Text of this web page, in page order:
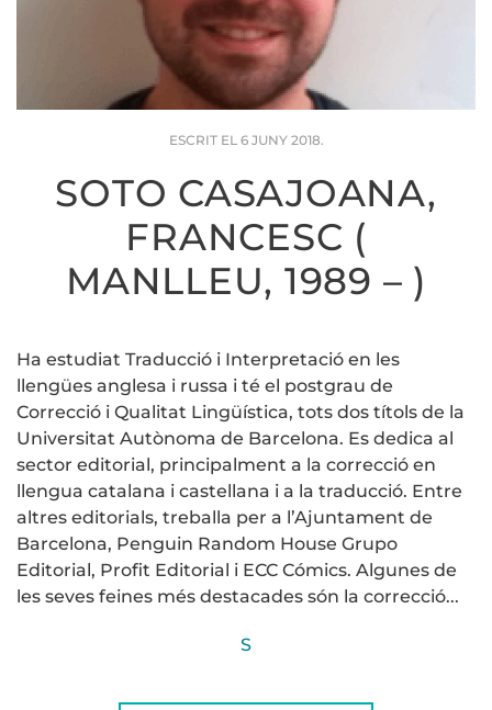
ESCRIT EL 6 JUNY 2018.
SOTO CASAJOANA,
FRANCESC (
MANLLEU, 1989 – )
Ha estudiat Traducció i Interpretació en les
llengües anglesa i russa i té el postgrau de
Correcció i Qualitat Lingüística, tots dos títols de la
Universitat Autònoma de Barcelona. Es dedica al
sector editorial, principalment a la correcció en
llengua catalana i castellana i a la traducció. Entre
altres editorials, treballa per a l’Ajuntament de
Barcelona, Penguin Random House Grupo
Editorial, Profit Editorial i ECC Cómics. Algunes de
les seves feines més destacades són la correcció...
S